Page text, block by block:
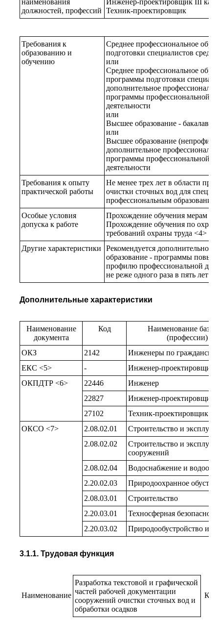
наименования
должностей, профессий
Инженер-проектировщик III
Техник-проектировщик
Требования к
образованию и
обучению
Среднее профессиональное
подготовки специалистов
или
Среднее профессиональное
программы подготовки
дополнительное
программы профессиональной
деятельности
или
Высшее образование -
или
Высшее образование
дополнительное
программы профессиональной
деятельности
Требования к опыту
практической работы
Не менее трех лет в области
очистки сточных вод для
профессиональным
Особые условия
допуска к работе
Прохождение обучения мерам
Прохождение обучения по
требований охраны труда <4>
Другие характеристики
Рекомендуется дополнительное
образование - программы
профилю профессиональной
не реже одного раза в пять лет
Дополнительные характеристики
Наименование
документа
Код
Наименование
(профессии)
ОКЗ
2142
Инженеры по
ЕКС <5>
-
Инженер-проектировщик
ОКПДТР <6>
22446
Инженер
22827
Инженер-проектировщик
27102
Техник-проектировщик
ОКСО <7>
2.08.02.01
Строительство и
2.08.02.02
Строительство и
сооружений
2.08.02.04
Водоснабжение и
2.20.02.03
Природоохранное
2.08.03.01
Строительство
2.20.03.01
Техносферная
2.20.03.02
Природообустройство и
3.1.1. Трудовая функция
Наименование
Разработка текстовой и графической
частей рабочей документации
сооружений очистки сточных вод и
обработки осадков
Код